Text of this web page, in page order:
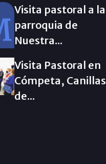
Visita pastoral a la
parroquia de
Nuestra...
Visita Pastoral en
Cómpeta, Canillas
de...